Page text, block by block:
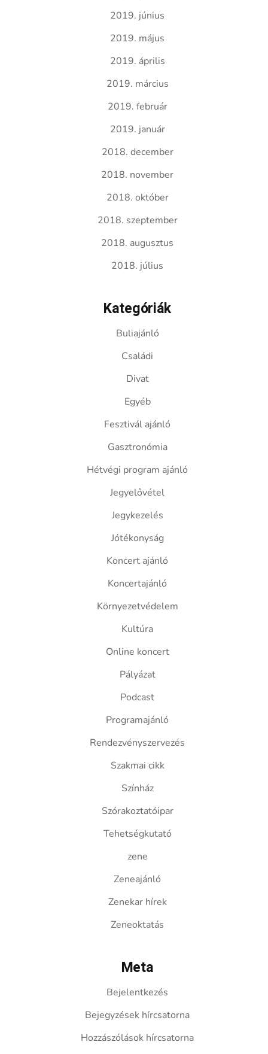
2019. június
2019. május
2019. április
2019. március
2019. február
2019. január
2018. december
2018. november
2018. október
2018. szeptember
2018. augusztus
2018. július
Kategóriák
Buliajánló
Családi
Divat
Egyéb
Fesztivál ajánló
Gasztronómia
Hétvégi program ajánló
Jegyelővétel
Jegykezelés
Jótékonyság
Koncert ajánló
Koncertajánló
Környezetvédelem
Kultúra
Online koncert
Pályázat
Podcast
Programajánló
Rendezvényszervezés
Szakmai cikk
Színház
Szórakoztatóipar
Tehetségkutató
zene
Zeneajánló
Zenekar hírek
Zeneoktatás
Meta
Bejelentkezés
Bejegyzések hírcsatorna
Hozzászólások hírcsatorna